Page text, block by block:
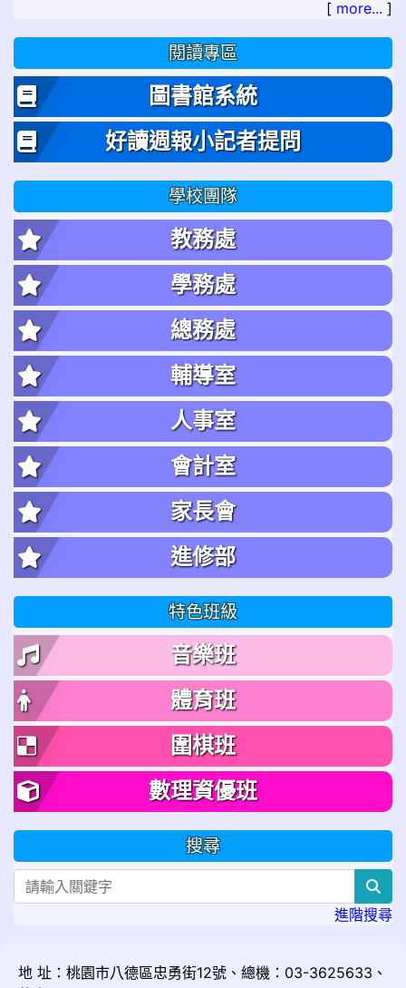
[ more... ]
閱讀專區
圖書館系統
好讀週報小記者提問
學校團隊
教務處
學務處
總務處
輔導室
人事室
會計室
家長會
進修部
特色班級
音樂班
體育班
圍棋班
數理資優班
搜尋
進階搜尋
地 址：桃園市八德區忠勇街12號、總機：03-3625633、